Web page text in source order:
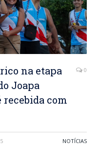
na etapa
Joapa
recebida com
0
NOTÍCIAS